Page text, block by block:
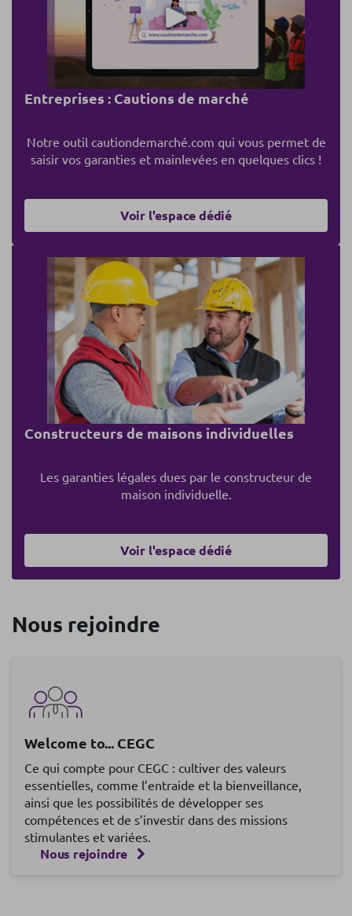
Entreprises : Cautions de marché
Notre outil cautiondemarché.com qui vous permet de
saisir vos garanties et mainlevées en quelques clics !
Voir l'espace dédié
Constructeurs de maisons individuelles
Les garanties légales dues par le constructeur de
maison individuelle.
Voir l'espace dédié
Nous rejoindre
Welcome to... CEGC
Ce qui compte pour CEGC : cultiver des valeurs
essentielles, comme l’entraide et la bienveillance,
ainsi que les possibilités de développer ses
compétences et de s’investir dans des missions
stimulantes et variées.
Nous rejoindre